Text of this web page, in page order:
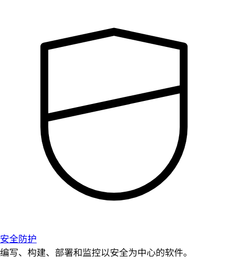
安全防护
编写、构建、部署和监控以安全为中心的软件。